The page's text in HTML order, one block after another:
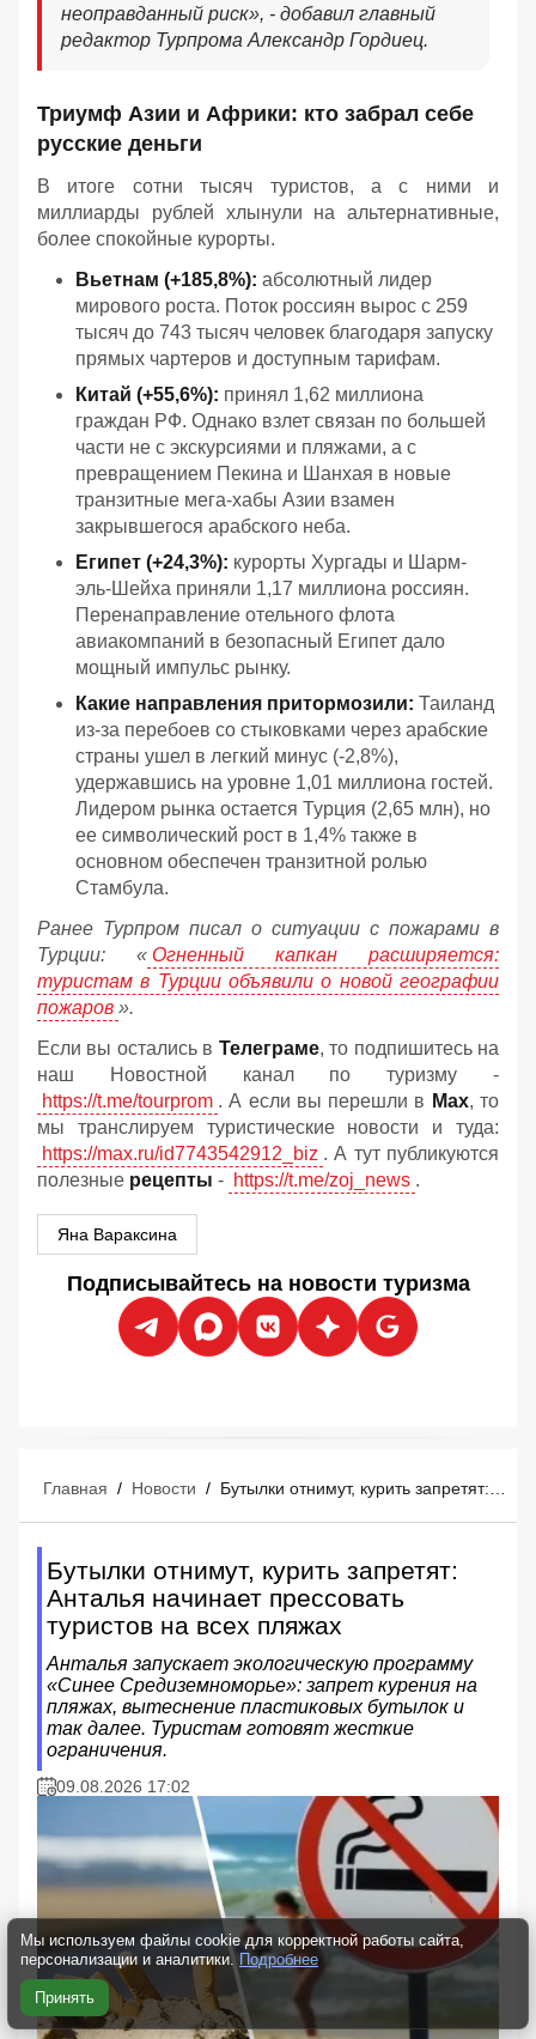
неоправданный риск», - добавил главный
редактор Турпрома Александр Гордиец.
Триумф Азии и Африки: кто забрал себе
русские деньги
В итоге сотни тысяч туристов, а с ними и
миллиарды рублей хлынули на альтернативные,
более спокойные курорты.
Вьетнам (+185,8%): абсолютный лидер
мирового роста. Поток россиян вырос с 259
тысяч до 743 тысяч человек благодаря запуску
прямых чартеров и доступным тарифам.
Китай (+55,6%): принял 1,62 миллиона
граждан РФ. Однако взлет связан по большей
части не с экскурсиями и пляжами, а с
превращением Пекина и Шанхая в новые
транзитные мега-хабы Азии взамен
закрывшегося арабского неба.
Египет (+24,3%): курорты Хургады и Шарм-
эль-Шейха приняли 1,17 миллиона россиян.
Перенаправление отельного флота
авиакомпаний в безопасный Египет дало
мощный импульс рынку.
Какие направления притормозили: Таиланд
из-за перебоев со стыковками через арабские
страны ушел в легкий минус (-2,8%),
удержавшись на уровне 1,01 миллиона гостей.
Лидером рынка остается Турция (2,65 млн), но
ее символический рост в 1,4% также в
основном обеспечен транзитной ролью
Стамбула.
Ранее Турпром писал о ситуации с пожарами в
Турции: « Огненный капкан расширяется:
туристам в Турции объявили о новой географии
пожаров ».
Если вы остались в Телеграме, то подпишитесь на
наш Новостной канал по туризму -
https://t.me/tourprom . А если вы перешли в Мах, то
мы транслируем туристические новости и туда:
https://max.ru/id7743542912_biz . А тут публикуются
полезные рецепты - https://t.me/zoj_news .
Яна Вараксина
Подписывайтесь на новости туризма
Главная / Новости / Бутылки отнимут, курить запретят: Анталья начинает прессовать туристов на всех пляжах
Бутылки отнимут, курить запретят:
Анталья начинает прессовать
туристов на всех пляжах
Анталья запускает экологическую программу
«Синее Средиземноморье»: запрет курения на
пляжах, вытеснение пластиковых бутылок и
так далее. Туристам готовят жесткие
ограничения.
09.08.2026 17:02
Мы используем файлы cookie для корректной работы сайта,
персонализации и аналитики. Подробнее
Принять